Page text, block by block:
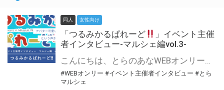
同人 女性向け
「つるみかるぱれーど
」イベント主催
者インタビュー-マルシェ編vol.3-
こんにちは、とらのあなWEBオンリー運営スタッフです。 新たにお届けする、イベント主催者インタビュー-マルシェ編-は、 とらのあなWEBオンリー「マルシェ」をご利用した主催様に 「マルシェ」を使って開催した感想や心がけをお聞きする企画です。 今回は、WEBオンリー初開催「つるみかるぱれーど
#WEBオンリー #イベント主催者インタビュー #とら
マルシェ